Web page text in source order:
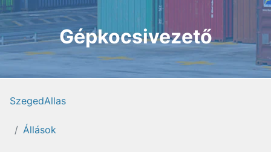
Gépkocsivezető
SzegedAllas
Állások